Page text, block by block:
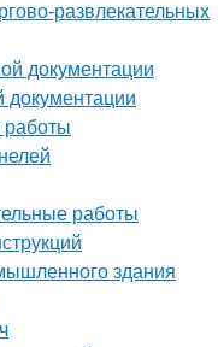
развлекательных
документации
документации
работы
здания